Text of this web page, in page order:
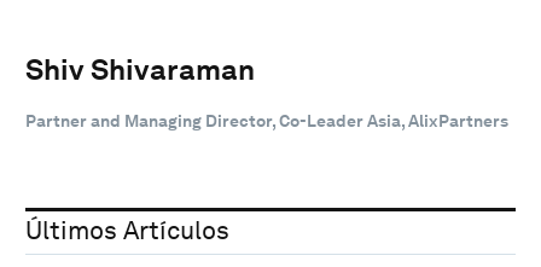
Shiv Shivaraman
Partner and Managing Director, Co-Leader Asia, AlixPartners
Últimos Artículos